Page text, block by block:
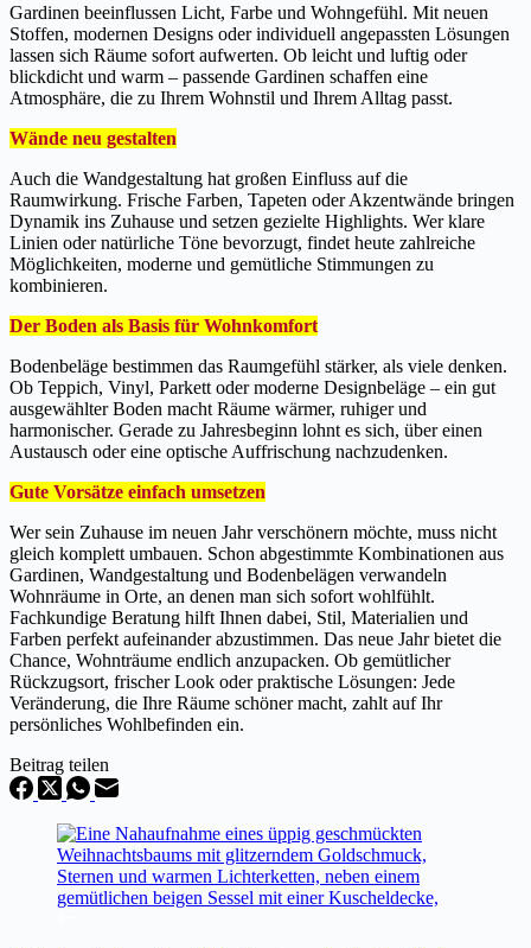
Gardinen beeinflussen Licht, Farbe und Wohngefühl. Mit neuen
Stoffen, modernen Designs oder individuell angepassten Lösungen
lassen sich Räume sofort aufwerten. Ob leicht und luftig oder
blickdicht und warm – passende Gardinen schaffen eine
Atmosphäre, die zu Ihrem Wohnstil und Ihrem Alltag passt.
Wände neu gestalten
Auch die Wandgestaltung hat großen Einfluss auf die
Raumwirkung. Frische Farben, Tapeten oder Akzentwände bringen
Dynamik ins Zuhause und setzen gezielte Highlights. Wer klare
Linien oder natürliche Töne bevorzugt, findet heute zahlreiche
Möglichkeiten, moderne und gemütliche Stimmungen zu
kombinieren.
Der Boden als Basis für Wohnkomfort
Bodenbeläge bestimmen das Raumgefühl stärker, als viele denken.
Ob Teppich, Vinyl, Parkett oder moderne Designbeläge – ein gut
ausgewählter Boden macht Räume wärmer, ruhiger und
harmonischer. Gerade zu Jahresbeginn lohnt es sich, über einen
Austausch oder eine optische Auffrischung nachzudenken.
Gute Vorsätze einfach umsetzen
Wer sein Zuhause im neuen Jahr verschönern möchte, muss nicht
gleich komplett umbauen. Schon abgestimmte Kombinationen aus
Gardinen, Wandgestaltung und Bodenbelägen verwandeln
Wohnräume in Orte, an denen man sich sofort wohlfühlt.
Fachkundige Beratung hilft Ihnen dabei, Stil, Materialien und
Farben perfekt aufeinander abzustimmen. Das neue Jahr bietet die
Chance, Wohnträume endlich anzupacken. Ob gemütlicher
Rückzugsort, frischer Look oder praktische Lösungen: Jede
Veränderung, die Ihre Räume schöner macht, zahlt auf Ihr
persönliches Wohlbefinden ein.
Beitrag teilen